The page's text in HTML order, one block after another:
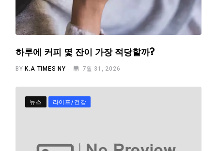
하루에 커피 몇 잔이 가장 적당할까?
BYK.A TIMES NY 7월 31, 2026
뉴스 라이프/건강